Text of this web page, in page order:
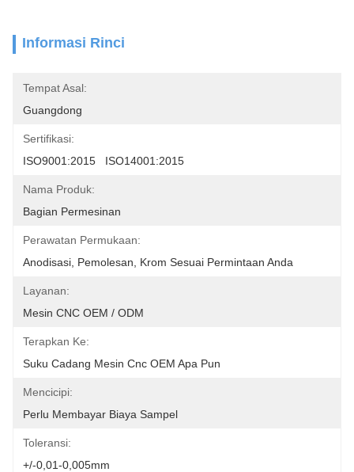
Informasi Rinci
Tempat Asal:
Guangdong
Sertifikasi:
ISO9001:2015   ISO14001:2015
Nama Produk:
Bagian Permesinan
Perawatan Permukaan:
Anodisasi, Pemolesan, Krom Sesuai Permintaan Anda
Layanan:
Mesin CNC OEM / ODM
Terapkan Ke:
Suku Cadang Mesin Cnc OEM Apa Pun
Mencicipi:
Perlu Membayar Biaya Sampel
Toleransi:
+/-0,01-0,005mm